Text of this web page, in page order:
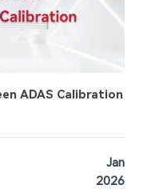
ADAS Calibration
Jan
2026